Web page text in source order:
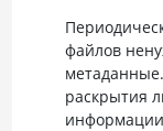
файлов
раскрытия